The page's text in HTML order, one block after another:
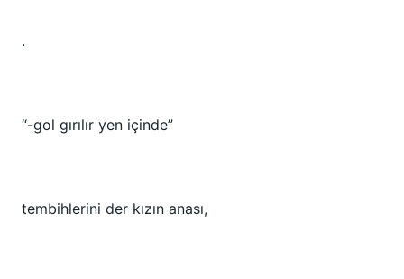
.
“-gol gırılır yen içinde”
tembihlerini der kızın anası,